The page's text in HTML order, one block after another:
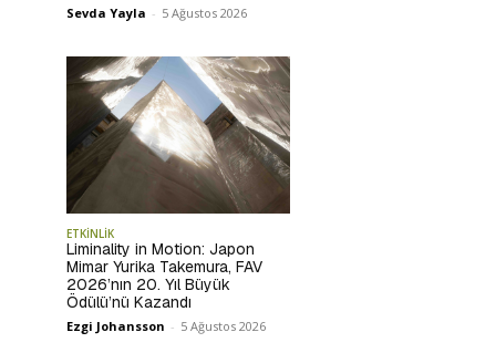
Sevda Yayla - 5 Ağustos 2026
ETKİNLİK
Liminality in Motion: Japon
Mimar Yurika Takemura, FAV
2026’nın 20. Yıl Büyük
Ödülü’nü Kazandı
Ezgi Johansson - 5 Ağustos 2026